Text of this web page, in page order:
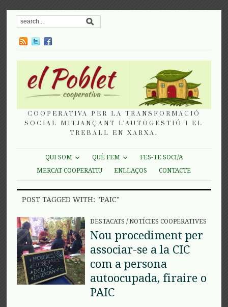
COOPERATIVA PER LA TRANSFORMACIÓ
SOCIAL MITJANÇANT L'AUTOGESTIÓ I EL
TREBALL EN XARXA.
QUI SOM QUÈ FEM
FES-TE SOCI/A
MERCAT COOPERATIU
ENLLAÇOS CONTACTE
POST TAGGED WITH: "PAIC"
DESTACATS /NOTÍCIES COOPERATIVES
Nou procediment per
associar-se a la CIC
com a persona
autoocupada, firaire o
PAIC